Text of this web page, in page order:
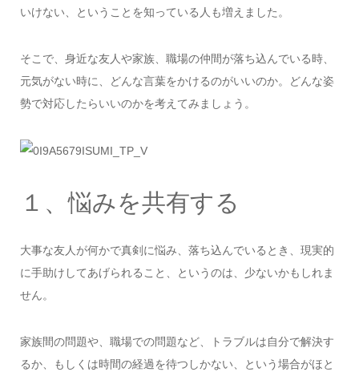
いけない、ということを知っている人も増えました。
そこで、身近な友人や家族、職場の仲間が落ち込んでいる時、
元気がない時に、どんな言葉をかけるのがいいのか。どんな姿
勢で対応したらいいのかを考えてみましょう。
１、悩みを共有する
大事な友人が何かで真剣に悩み、落ち込んでいるとき、現実的
に手助けしてあげられること、というのは、少ないかもしれま
せん。
家族間の問題や、職場での問題など、トラブルは自分で解決す
るか、もしくは時間の経過を待つしかない、という場合がほと